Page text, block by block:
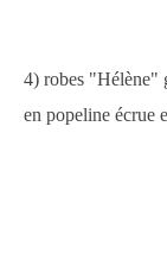
4) robes "Hélène"
en popeline écrue